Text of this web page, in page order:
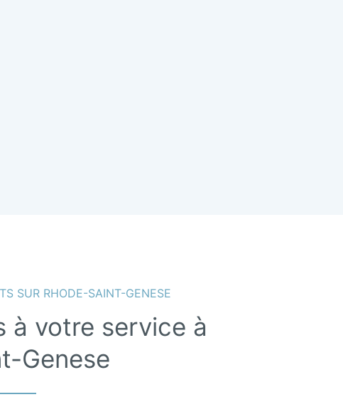
SUR RHODE-SAINT-GENESE
à votre service à
Genese